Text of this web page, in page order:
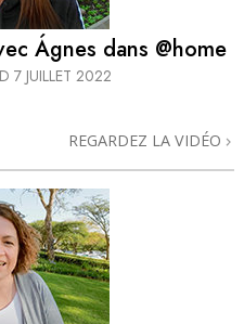
Ágnes dans @home
7 JUILLET 2022
REGARDEZ LA VIDÉO